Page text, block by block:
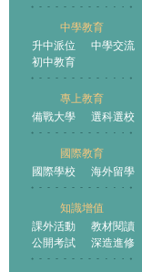
中學教育
升中派位
中學交流
初中教育
專上教育
備戰大學
選科選校
國際教育
國際學校
海外留學
知識增值
課外活動
教材閱讀
公開考試
深造進修